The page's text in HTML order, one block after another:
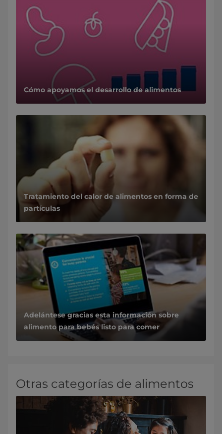
Cómo apoyamos el desarrollo de alimentos
Tratamiento del calor de alimentos en forma de
partículas
Adelántese gracias esta información sobre
alimento para bebés listo para comer
Otras categorías de alimentos